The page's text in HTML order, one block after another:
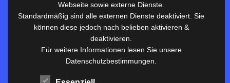
Nützliches
Vertretungsplan
Unterrichtszeiten
Downloadbereich
Terminkalender
Webseite sowie externe Dienste.
Standardmäßig sind alle externen Dienste deaktiviert. Sie
können diese jedoch nach belieben aktivieren &
deaktivieren.
Für weitere Informationen lesen Sie unsere
Datenschutzbestimmungen.